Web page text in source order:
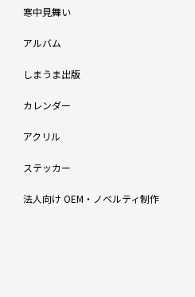
寒中見舞い
アルバム
しまうま出版
カレンダー
アクリル
ステッカー
法人向け OEM・ノベルティ制作